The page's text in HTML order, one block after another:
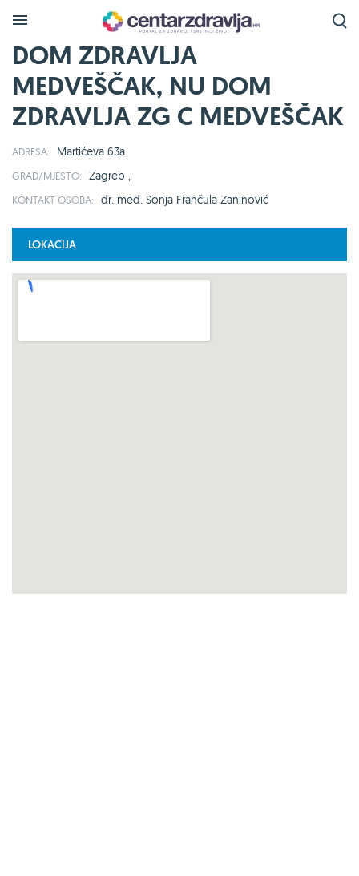
DOM ZDRAVLJA
MEDVEŠČAK, NU DOM
ZDRAVLJA ZG C MEDVEŠČAK
ADRESA: Martićeva 63a
GRAD/MJESTO: Zagreb ,
KONTAKT OSOBA: dr. med. Sonja Frančula Zaninović
LOKACIJA